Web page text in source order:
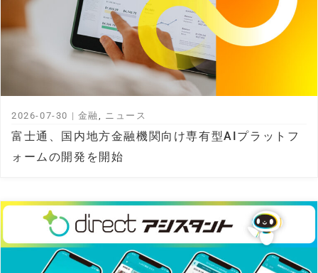
富士通、国内地方金融機関向け専有型AIプラットフ
ォームの開発を開始
2026-07-30 | 金融, ニュース